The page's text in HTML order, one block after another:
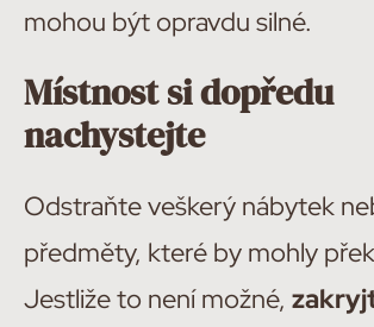
mohou být opravdu silné.
Místnost si dopředu
nachystejte
Odstraňte veškerý nábytek
předměty, které by mohly
Jestliže to není možné,